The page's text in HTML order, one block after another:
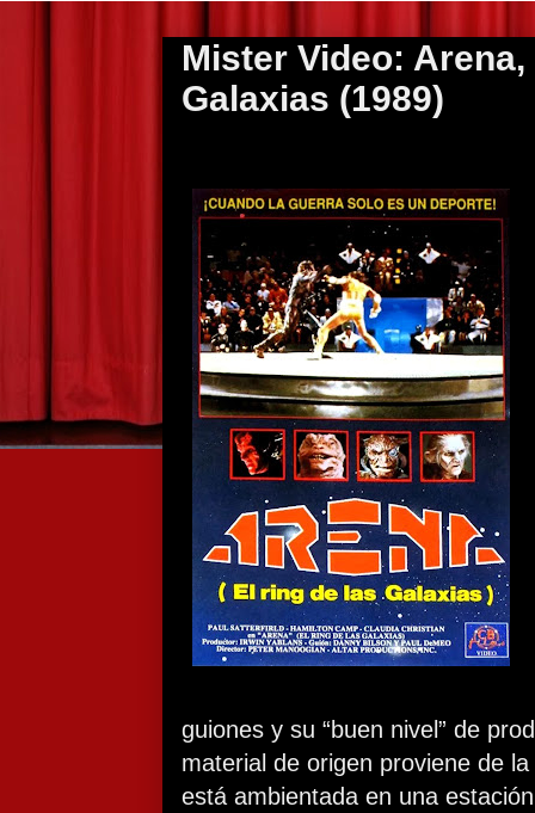
Mister Video:
Galaxias (1989)
guiones y su “buen nivel” de
material de origen proviene de
está ambientada en una